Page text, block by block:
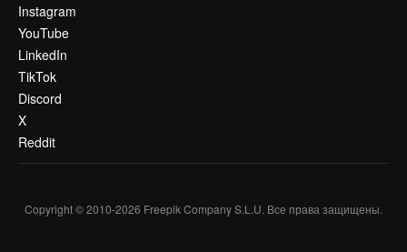
Instagram
YouTube
LinkedIn
TikTok
Discord
X
Reddit
Copyright © 2010-2026 Freepik Company S.L.U. Все права защищены.